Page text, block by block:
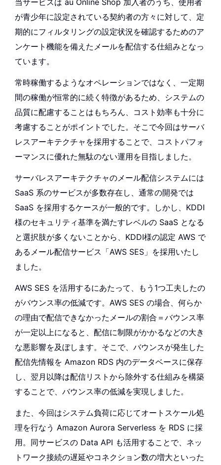
当サービスは au Online Shop 加入者のうち、使用者
が青少年に設定されている契約者の方々に対して、定
期的にフィルタリングの設定状況を確認するためのア
ンケート機能を備えたメールを配信する仕組みとなっ
ています。
常時稼働するようなオペレーションではなく、一定期
間の稼働が恒常的に続く特徴があるため、システムの
品質に配慮することはもちろん、コスト効率も十分に
考慮することがポイントでした。そこで今回はサーバ
レスアーキテクチャを採用することで、コストパフォ
ーマンスに優れた無駄のない運用を目指しました。
サーバレスアーキテクチャのメール配信システムには
SaaS 系のサービスが多数存在し、通常の開発では
SaaS を採用するケースが一般的です。しかし、KDDI
様のセキュリティ基準を満たすレベルの SaaS となる
と選択肢が多くないことから、KDDI様の認定 AWS で
あるメール配信サービス「AWS SES」を採用いたし
ました。
AWS SES を活用するにあたって、もう1つ工夫したの
がバウンス率の低減です。AWS SES の場合、何らか
の理由で配信できなかったメールの割合＝バウンス率
が一定以上になると、配信に制限がかかるなどの大き
な悪影響を及ぼします。そこで、バウンスが発生した
配信先情報を Amazon RDS 内のデータベースに保存
し、翌月以降は配信リストから除外する仕組みを構築
することで、バウンス率の低減を実現しました。
また、今回はシステム負荷に応じてオートスケール処
理を行なう Amazon Aurora Serverless を RDS に採
用。同サービスの Data API も活用することで、ネッ
トワーク接続の遅延やコネクション数の増大といった